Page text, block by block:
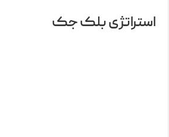
استراتژی بلک جک